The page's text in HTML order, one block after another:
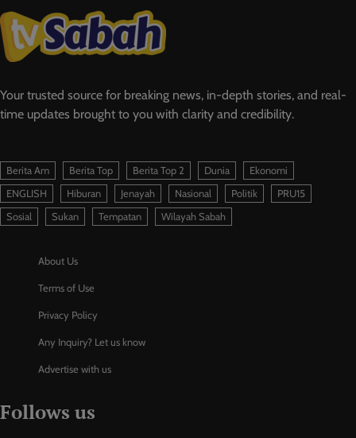
Your trusted source for breaking news, in-depth stories, and real-
time updates brought to you with clarity and credibility.
Berita Am Berita Top Berita Top 2 Dunia
Ekonomi
ENGLISH
Hiburan Jenayah Nasional Politik
PRU15
Sosial
Sukan Tempatan Wilayah Sabah
About Us
Terms of Use
Privacy Policy
Any Inquiry? Let us know
Advertise with us
Follows us